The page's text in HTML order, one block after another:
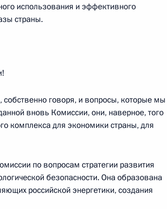
развития ТЭК
5
России
использования и эффективного
страны.
собственно говоря, и вопросы, которые мы
вновь Комиссии, они, наверное, того
комплекса для экономики страны, для
по вопросам стратегии развития
безопасности. Она образована
российской энергетики, создания